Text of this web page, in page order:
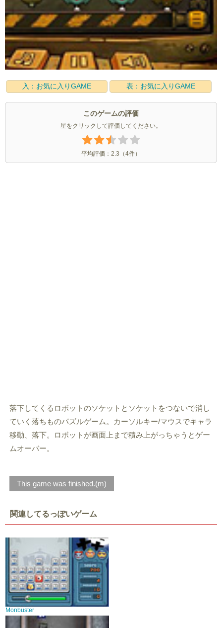
入：お気に入りGAME 表：お気に入りGAME
このゲームの評価
星をクリックして評価してください。
平均評価： 2.3 （4件）
落下してくるロボットのソケットとソケットをつないで消し
ていく落ちものパズルゲーム。カーソルキー/マウスでキャラ
移動、落下。ロボットが画面上まで積み上がっちゃうとゲー
ムオーバー。
This game was finished.(m)
関連してるっぽいゲーム
Monbuster